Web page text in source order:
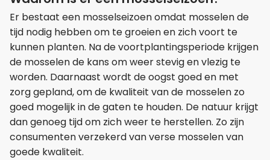
Er bestaat een mosselseizoen omdat mosselen de
tijd nodig hebben om te groeien en zich voort te
kunnen planten. Na de voortplantingsperiode krijgen
de mosselen de kans om weer stevig en vlezig te
worden. Daarnaast wordt de oogst goed en met
zorg gepland, om de kwaliteit van de mosselen zo
goed mogelijk in de gaten te houden. De natuur krijgt
dan genoeg tijd om zich weer te herstellen. Zo zijn
consumenten verzekerd van verse mosselen van
goede kwaliteit.